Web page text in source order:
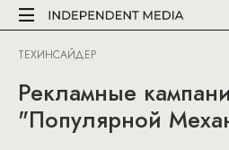
ТЕХИНСАЙДЕР
Рекламные
"Популярной